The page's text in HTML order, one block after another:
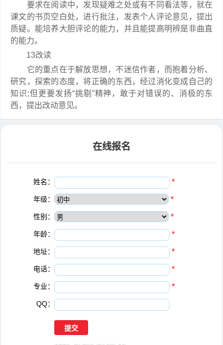
要求在阅读中，发现疑难之处或有不同看法等，就在
课文的书页空白处，进行批注，发表个人评论意见，提出
质疑。能培养大胆评论的能力，并且能提高明辨是非曲直
的能力。
13改读
它的重点在于解放思想，不迷信作者，而抱着分析、
研究，探索的态度，将正确的东西，经过消化变成自己的
知识;但更要发扬“挑剔”精神，敢于对错误的、消极的东
西，提出改动意见。
在线报名
姓名： *
年级： *
性别： *
年龄： *
地址： *
电话： *
专业： *
QQ：